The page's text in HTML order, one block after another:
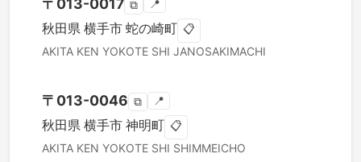
〒 013-0017 ⧉ 📍
秋田県 横手市 蛇の崎町 📋
AKITA KEN YOKOTE SHI JANOSAKIMACHI
〒 013-0046 ⧉ 📍
秋田県 横手市 神明町 📋
AKITA KEN YOKOTE SHI SHIMMEICHO